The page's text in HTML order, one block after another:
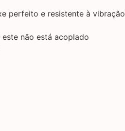
perfeito e resistente à vibração
não está acoplado